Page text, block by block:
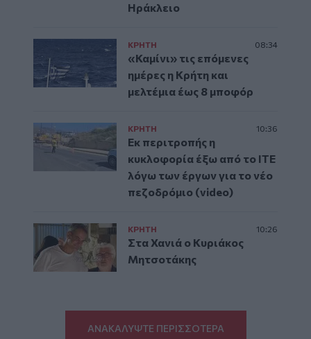
Ηράκλειο
ΚΡΗΤΗ 08:34
«Καμίνι» τις επόμενες
ημέρες η Κρήτη και
μελτέμια έως 8 μποφόρ
ΚΡΗΤΗ 10:36
Εκ περιτροπής η
κυκλοφορία έξω από το ΙΤΕ
λόγω των έργων για το νέο
πεζοδρόμιο (video)
ΚΡΗΤΗ 10:26
Στα Χανιά ο Κυριάκος
Μητσοτάκης
ΑΝΑΚΑΛΥΨΤΕ ΠΕΡΙΣΣΟΤΕΡΑ